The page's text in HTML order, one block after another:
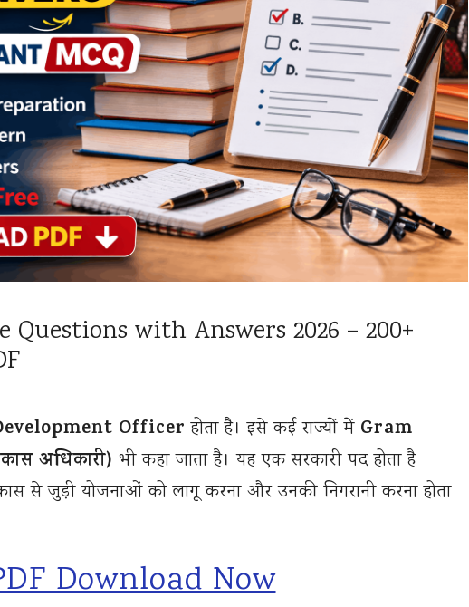
Questions with Answers 2026 – 200+
Officer होता है। इसे कई राज्यों में Gram
अधिकारी) भी कहा जाता है। यह एक सरकारी पद होता है
से जुड़ी योजनाओं को लागू करना और उनकी निगरानी करना होता
Download Now